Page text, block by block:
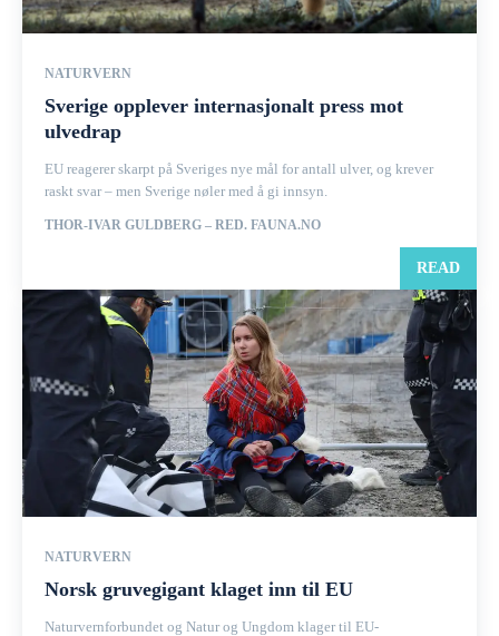
NATURVERN
Sverige opplever internasjonalt press mot
ulvedrap
EU reagerer skarpt på Sveriges nye mål for antall ulver, og krever
raskt svar – men Sverige nøler med å gi innsyn.
THOR-IVAR GULDBERG – RED. FAUNA.NO
READ
NATURVERN
Norsk gruvegigant klaget inn til EU
Naturvernforbundet og Natur og Ungdom klager til EU-